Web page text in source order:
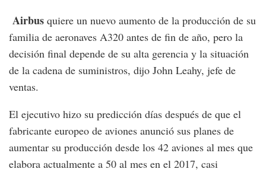
Airbus quiere un nuevo aumento de la producción de su
familia de aeronaves A320 antes de fin de año, pero la
decisión final depende de su alta gerencia y la situación
de la cadena de suministros, dijo John Leahy, jefe de
ventas.
El ejecutivo hizo su predicción días después de que el
fabricante europeo de aviones anunció sus planes de
aumentar su producción desde los 42 aviones al mes que
elabora actualmente a 50 al mes en el 2017, casi